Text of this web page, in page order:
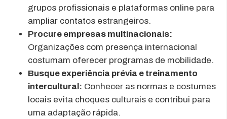
grupos profissionais e plataformas online para
ampliar contatos estrangeiros.
Procure empresas multinacionais:
Organizações com presença internacional
costumam oferecer programas de mobilidade.
Busque experiência prévia e treinamento
intercultural: Conhecer as normas e costumes
locais evita choques culturais e contribui para
uma adaptação rápida.